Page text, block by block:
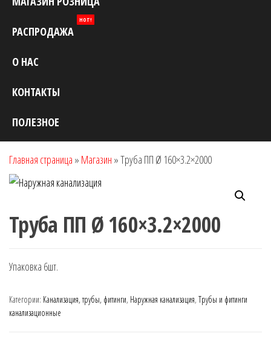
РАСПРОДАЖА
HOT!
О НАС
КОНТАКТЫ
ПОЛЕЗНОЕ
Главная страница » Магазин »Труба ПП Ø 160×3.2×2000
Труба ПП Ø 160×3.2×2000
Упаковка 6шт.
Категории: Канализация, трубы, фитинги, Наружная канализация, Трубы и фитинги
канализационные